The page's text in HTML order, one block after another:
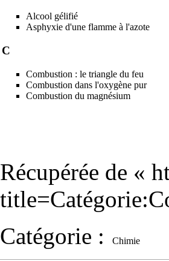
Alcool gélifié
Asphyxie d'une flamme à l'azote
C
Combustion : le triangle du feu
Combustion dans l'oxygène pur
Combustion du magnésium
Récupérée de «
Catégorie : Chimie